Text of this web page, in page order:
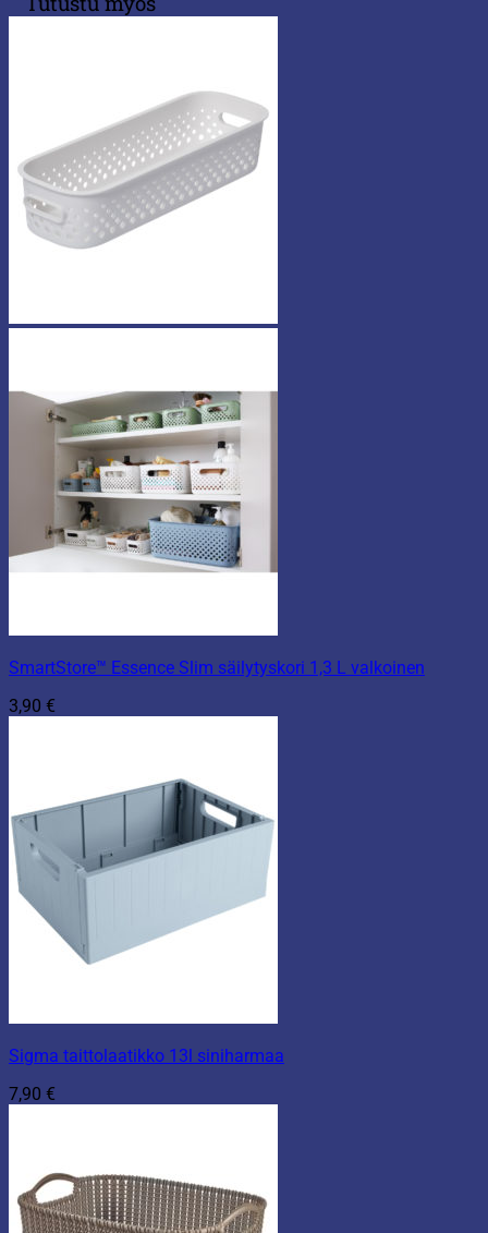
SmartStore™ Essence Slim säilytyskori 1,3 L valkoinen
3,90 €
Sigma taittolaatikko 13l siniharmaa
7,90 €